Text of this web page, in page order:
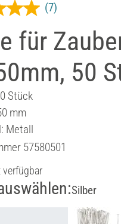
für
50
(7)
Stück
mm
Metall
57580501
verfügbar
Silber